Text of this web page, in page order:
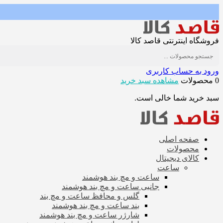
فروشگاه اینترنتی قاصد کالا
ورود به حساب کاربری
0 محصولات
مشاهده سبد خرید
سبد خرید شما خالی است.
صفحه اصلی
محصولات
کالای دیجیتال
ساعت
ساعت و مچ بند هوشمند
جانبی ساعت و مچ بند هوشمند
گلس و محافظ ساعت و مچ بند
بند ساعت و مچ بند هوشمند
شارژر ساعت و مچ بند هوشمند